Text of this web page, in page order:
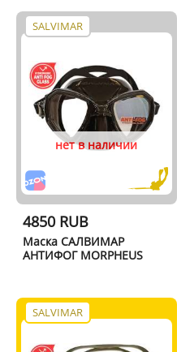
SALVIMAR
нет в наличии
4850 RUB
Маска САЛВИМАР
АНТИФОГ MORPHEUS
SALVIMAR